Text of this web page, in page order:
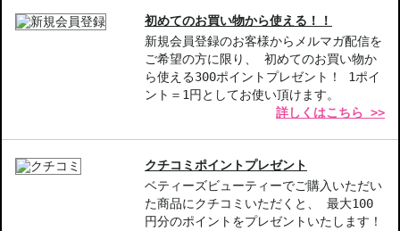
【こんな方へおすすめ】
日焼け止めを探している方
透明感のある肌を目指している方
UVケアと保湿を両立したい方
お悩み・効果
初めてのお買い物から使える！！
新規会員登録のお客様からメルマガ配信を
ご希望の方に限り、 初めてのお買い物か
ら使える300ポイントプレゼント！ 1ポイ
ント＝1円としてお使い頂けます。
詳しくはこちら >>
クチコミポイントプレゼント
ベティーズビューティーでご購入いただい
た商品にクチコミいただくと、 最大100
円分のポイントをプレゼントいたします！